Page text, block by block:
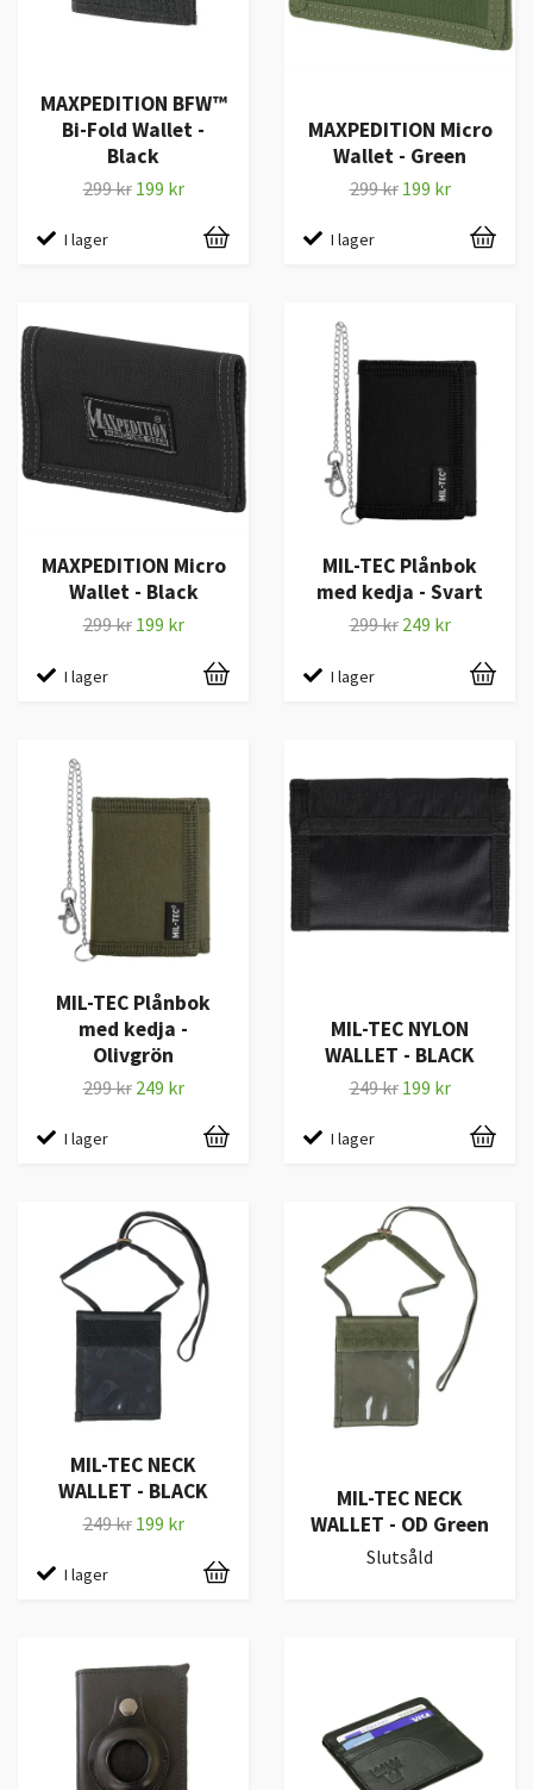
MAXPEDITION BFW™
Bi-Fold Wallet -
Black
299 kr 199 kr
I lager
MAXPEDITION Micro
Wallet - Green
299 kr 199 kr
I lager
MAXPEDITION Micro
Wallet - Black
299 kr 199 kr
I lager
MIL-TEC Plånbok
med kedja - Svart
299 kr 249 kr
I lager
MIL-TEC Plånbok
med kedja -
Olivgrön
299 kr 249 kr
I lager
MIL-TEC NYLON
WALLET - BLACK
249 kr 199 kr
I lager
MIL-TEC NECK
WALLET - BLACK
249 kr 199 kr
I lager
MIL-TEC NECK
WALLET - OD Green
Slutsåld